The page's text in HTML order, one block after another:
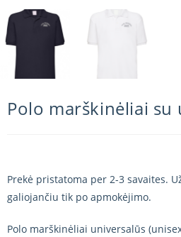
Polo marškinėliai su
Prekė pristatoma per 2-3 savaites.
galiojančiu tik po apmokėjimo.
Polo marškinėliai universalūs